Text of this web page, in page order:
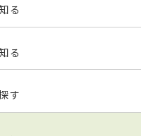
る
る
す